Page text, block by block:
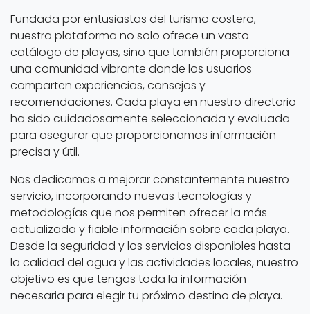
Fundada por entusiastas del turismo costero,
nuestra plataforma no solo ofrece un vasto
catálogo de playas, sino que también proporciona
una comunidad vibrante donde los usuarios
comparten experiencias, consejos y
recomendaciones. Cada playa en nuestro directorio
ha sido cuidadosamente seleccionada y evaluada
para asegurar que proporcionamos información
precisa y útil.
Nos dedicamos a mejorar constantemente nuestro
servicio, incorporando nuevas tecnologías y
metodologías que nos permiten ofrecer la más
actualizada y fiable información sobre cada playa.
Desde la seguridad y los servicios disponibles hasta
la calidad del agua y las actividades locales, nuestro
objetivo es que tengas toda la información
necesaria para elegir tu próximo destino de playa.